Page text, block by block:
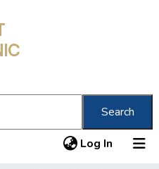
Search
Log In (current)